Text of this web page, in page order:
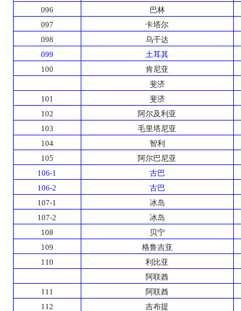
096
巴林
097
卡塔尔
098
乌干达
099
土耳其
100
肯尼亚
斐济
101
斐济
102
阿尔及利亚
103
毛里塔尼亚
104
智利
105
阿尔巴尼亚
106-1
古巴
106-2
古巴
107-1
冰岛
107-2
冰岛
108
贝宁
109
格鲁吉亚
110
利比亚
阿联酋
111
阿联酋
112
吉布提